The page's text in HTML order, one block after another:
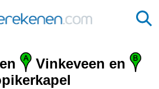
Vinkeveen en